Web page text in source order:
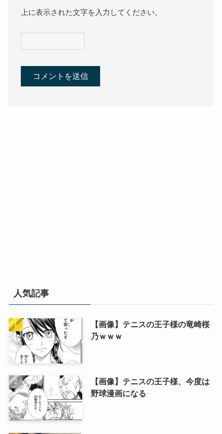
上に表示された文字を入力してください。
人気記事
【画像】テニスの王子様の竜崎桜
乃ｗｗｗ
【画像】テニスの王子様、今度は
野球漫画になる